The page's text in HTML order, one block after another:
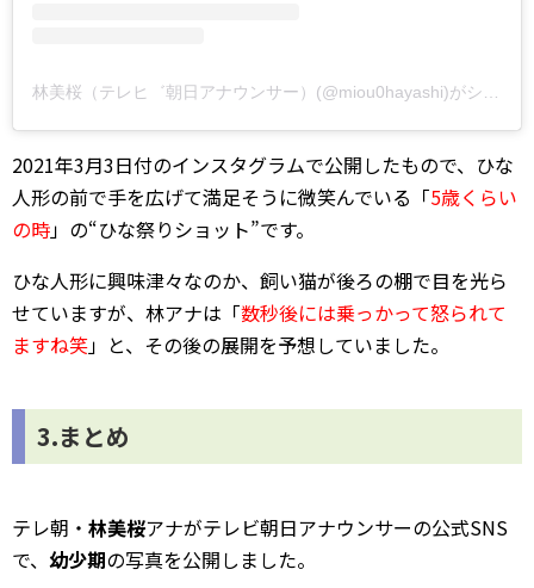
2021年3月3日付のインスタグラムで公開したもので、ひな
人形の前で手を広げて満足そうに微笑んでいる「5歳くらい
の時」の“ひな祭りショット”です。
ひな人形に興味津々なのか、飼い猫が後ろの棚で目を光ら
せていますが、林アナは「数秒後には乗っかって怒られて
ますね笑」と、その後の展開を予想していました。
3.まとめ
テレ朝・ 林美桜アナがテレビ朝日アナウンサーの公式SNS
で、 幼少期の写真を公開しました。